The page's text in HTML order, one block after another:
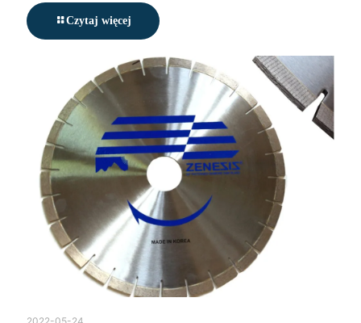
Czytaj więcej